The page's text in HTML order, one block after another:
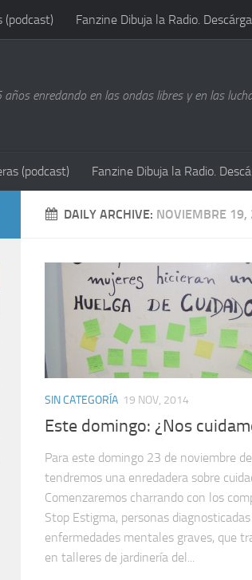
(podcast) Fanzine Dibuja la Radio.
años enredando en las ondas libres y en las
(podcast) Fanzine Dibuja la Radio.
DAILY ARCHIVE: NOVIEMBRE
SIN CATEGORÍA 19 NOV, 2014
Este domingo: ¿Nos
Para este domingo 23 de noviembre
tendremos una enredadera sobre
Comenzaremos charrando con los
Stop Estigma, personas
enfermedades mentales graves, que
en talleres de jardinería del...